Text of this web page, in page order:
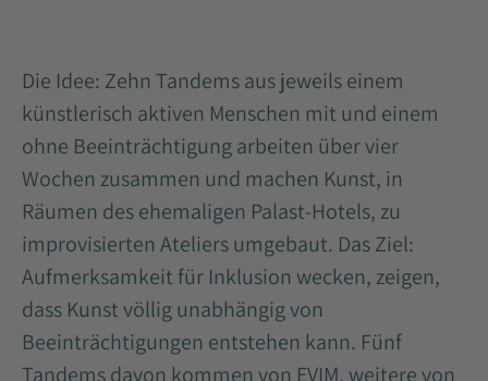
Die Idee: Zehn Tandems aus jeweils einem
künstlerisch aktiven Menschen mit und einem
ohne Beeinträchtigung arbeiten über vier
Wochen zusammen und machen Kunst, in
Räumen des ehemaligen Palast-Hotels, zu
improvisierten Ateliers umgebaut. Das Ziel:
Aufmerksamkeit für Inklusion wecken, zeigen,
dass Kunst völlig unabhängig von
Beeinträchtigungen entstehen kann. Fünf
Tandems davon kommen von EVIM, weitere von